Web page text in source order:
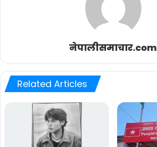
नेपालीसमाचार.com
Related Articles